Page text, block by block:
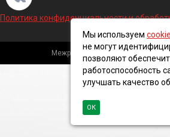
Политика конфиденциальности и
Межрегиональная кабельная
Мы используем cookie
не могут
позволяют
работоспособность
улучшать качество
ОК